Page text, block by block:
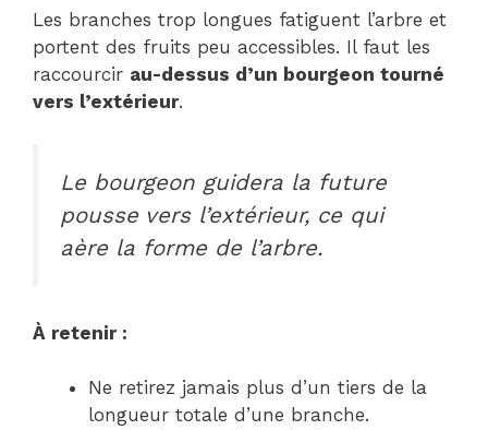
Les branches trop longues fatiguent l’arbre et
portent des fruits peu accessibles. Il faut les
raccourcir au-dessus d’un bourgeon tourné
vers l’extérieur.
Le bourgeon guidera la future
pousse vers l’extérieur, ce qui
aère la forme de l’arbre.
À retenir :
Ne retirez jamais plus d’un tiers de la
longueur totale d’une branche.